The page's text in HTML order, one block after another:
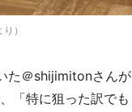
）
た＠shijimitonさんが
「特に狙った訳でも